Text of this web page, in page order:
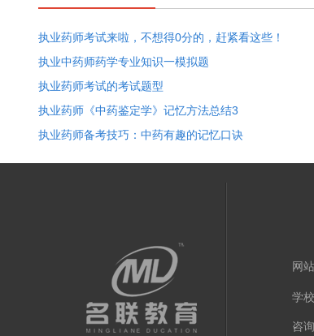
执业药师考试来啦，不想得0分的，赶紧看这些！
执业中药师药学专业知识一模拟题
执业药师考试的考试题型
执业药师《中药鉴定学》记忆方法总结3
执业药师备考技巧：中药有趣的记忆口诀
网
学
咨